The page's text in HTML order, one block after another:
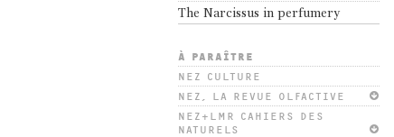
The Narcissus in perfumery
À PARAÎTRE
NEZ CULTURE
NEZ, LA REVUE OLFACTIVE
NEZ+LMR CAHIERS DES
NATURELS